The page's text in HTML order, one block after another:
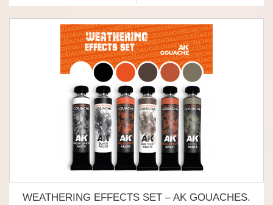
WEATHERING EFFECTS SET – AK GOUACHES.